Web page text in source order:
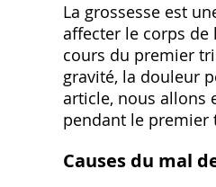
La grossesse est
affecter le corps de
cours du premier
gravité, la douleur
article, nous allons
pendant le premier
Causes du mal